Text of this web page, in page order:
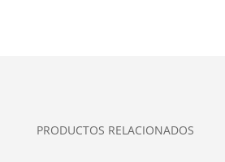
PRODUCTOS RELACIONADOS